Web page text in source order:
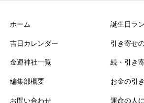
ホーム
吉日カレンダー
金運神社一覧
編集部概要
お問い合わせ
誕生日ラ
引き寄せ
続・引き
お金の引
運命の人